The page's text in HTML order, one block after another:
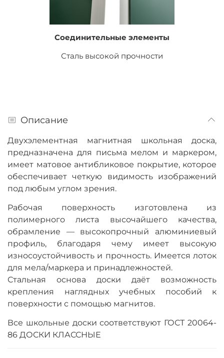
Соединительные элементы
Сталь высокой прочности
Описание
Двухэлементная магнитная школьная доска,
предназначена для письма мелом и маркером,
имеет матовое антибликовое покрытие, которое
обеспечивает четкую видимость изображений
под любым углом зрения.
Рабочая поверхность изготовлена из
полимерного листа высочайшего качества,
обрамление — высокопрочный алюминиевый
профиль, благодаря чему имеет высокую
износоустойчивость и прочность. Имеется лоток
для мела/маркера и принадлежностей.
Стальная основа доски даёт возможность
крепления наглядных учебных пособий к
поверхности с помощью магнитов.
Все школьные доски соответствуют ГОСТ 20064-
86 ДОСКИ КЛАССНЫЕ